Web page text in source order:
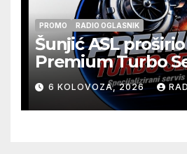
PROMO RADIO OGLASNIK
Šunjić ASL
Premium Turbo
na jednoj adresi u
6 KOLOVOZA, 2026